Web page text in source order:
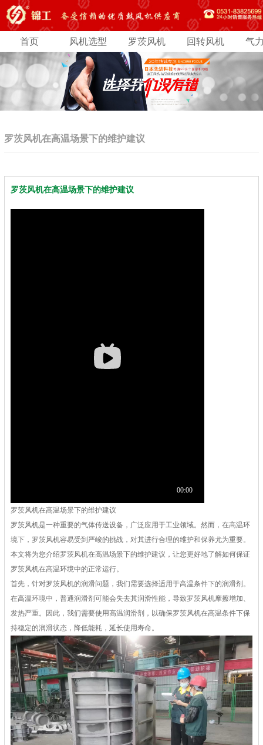
首页 风机选型 罗茨风机 回转风机 气
罗茨风机在高温场景下的维护建议
罗茨风机在高温场景下的维护建议
罗茨风机在高温场景下的维护建议
罗茨风机是一种重要的气体传送设备，广泛应用于工业领域。然而，在高温环
境下，罗茨风机容易受到严峻的挑战，对其进行合理的维护和保养尤为重要。
本文将为您介绍罗茨风机在高温场景下的维护建议，让您更好地了解如何保证
罗茨风机在高温环境中的正常运行。
首先，针对罗茨风机的润滑问题，我们需要选择适用于高温条件下的润滑剂。
在高温环境中，普通润滑剂可能会失去其润滑性能，导致罗茨风机摩擦增加、
发热严重。因此，我们需要使用高温润滑剂，以确保罗茨风机在高温条件下保
持稳定的润滑状态，降低能耗，延长使用寿命。